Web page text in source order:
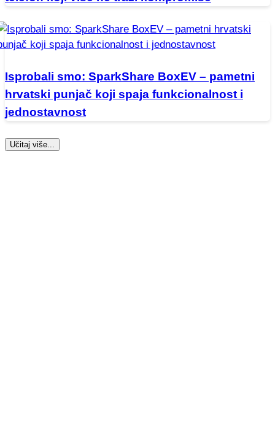
Isprobali smo: SparkShare BoxEV – pametni
hrvatski punjač koji spaja funkcionalnost i
jednostavnost
Učitaj više...